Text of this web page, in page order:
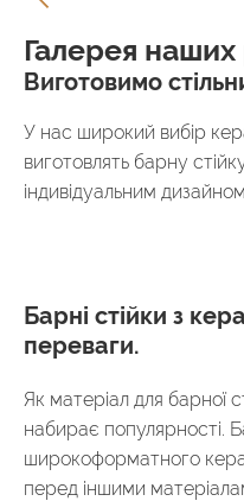
Галерея наших
Виготовимо
У нас широкий вибір
виготовлять барну
індивідуальним
Барні стійки з
переваги.
Як матеріал для барної
набирає популярності.
широкоформатного
перед іншими